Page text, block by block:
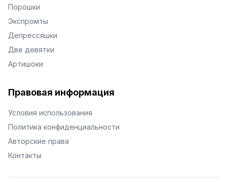
Порошки
Экспромты
Депрессяшки
Две девятки
Артишоки
Правовая информация
Условия использования
Политика конфиденциальности
Авторские права
Контакты